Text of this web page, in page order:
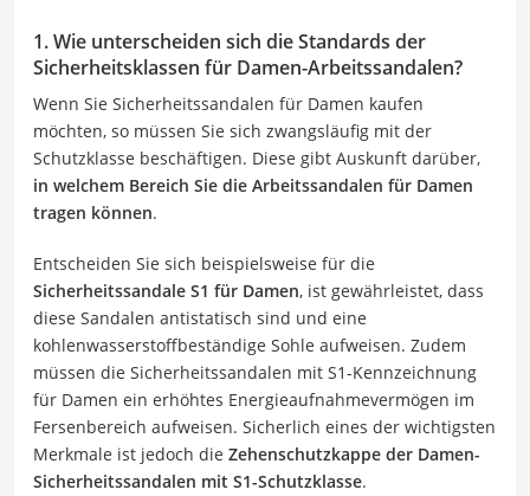
1. Wie unterscheiden sich die Standards der
Sicherheitsklassen für Damen-Arbeitssandalen?
Wenn Sie Sicherheitssandalen für Damen kaufen
möchten, so müssen Sie sich zwangsläufig mit der
Schutzklasse beschäftigen. Diese gibt Auskunft darüber,
in welchem Bereich Sie die Arbeitssandalen für Damen
tragen können.
Entscheiden Sie sich beispielsweise für die
Sicherheitssandale S1 für Damen, ist gewährleistet, dass
diese Sandalen antistatisch sind und eine
kohlenwasserstoffbeständige Sohle aufweisen. Zudem
müssen die Sicherheitssandalen mit S1-Kennzeichnung
für Damen ein erhöhtes Energieaufnahmevermögen im
Fersenbereich aufweisen. Sicherlich eines der wichtigsten
Merkmale ist jedoch die Zehenschutzkappe der Damen-
Sicherheitssandalen mit S1-Schutzklasse.